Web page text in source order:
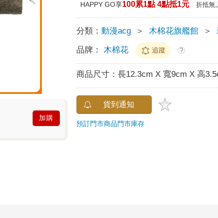
加購
HAPPY GO享100累1點 4點抵1元 折抵無
分類：動漫acg ＞ 木棉花旗艦館 ＞
品牌： 木棉花 追蹤 ?
商品尺寸：長12.3cm X 寬9cm X 高
貨到通知
預訂門市商品門市庫存